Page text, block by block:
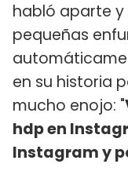
habló aparte y
pequeñas
en su historia
mucho enojo: "
hdp en
Instagram y